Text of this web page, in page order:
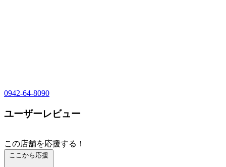
0942-64-8090
ユーザーレビュー
この店舗を応援する！
ここから応援